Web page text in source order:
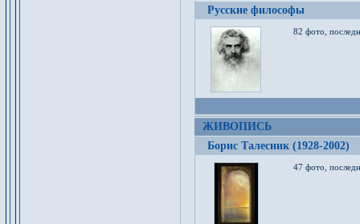
Русские философы
82 фото,
ЖИВОПИСЬ
Борис Талесник (1928-2002)
47 фото,